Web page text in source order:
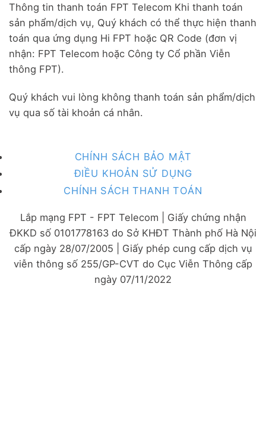
Thông tin thanh toán FPT Telecom Khi thanh toán
sản phẩm/dịch vụ, Quý khách có thể thực hiện thanh
toán qua ứng dụng Hi FPT hoặc QR Code (đơn vị
nhận: FPT Telecom hoặc Công ty Cổ phần Viễn
thông FPT).
Quý khách vui lòng không thanh toán sản phẩm/dịch
vụ qua số tài khoản cá nhân.
CHÍNH SÁCH BẢO MẬT
ĐIỀU KHOẢN SỬ DỤNG
CHÍNH SÁCH THANH TOÁN
Lắp mạng FPT - FPT Telecom | Giấy chứng nhận
ĐKKD số 0101778163 do Sở KHĐT Thành phố Hà Nội
cấp ngày 28/07/2005 | Giấy phép cung cấp dịch vụ
viễn thông số 255/GP-CVT do Cục Viễn Thông cấp
ngày 07/11/2022